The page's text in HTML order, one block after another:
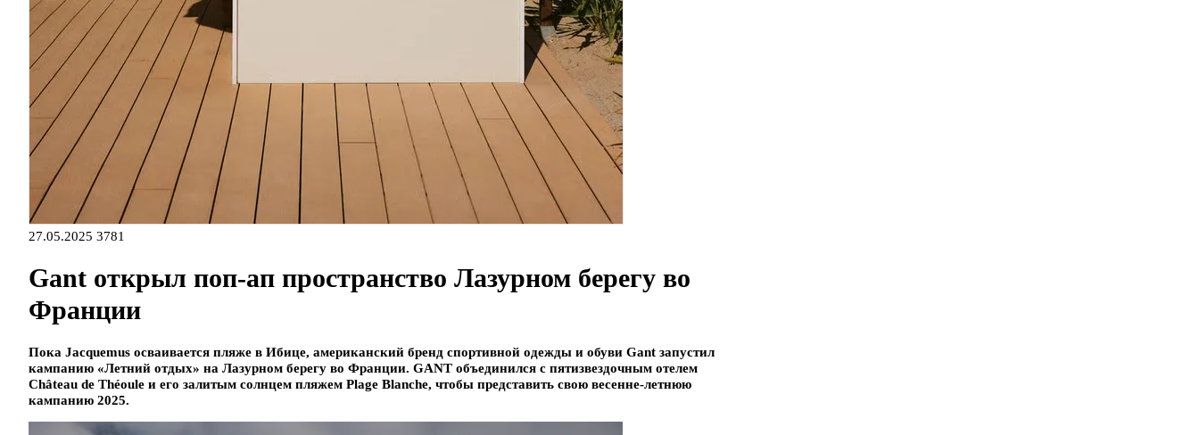
27.05.2025 3781
Gant открыл поп-ап пространство Лазурном берегу во
Франции
Пока Jacquemus осваивается пляже в Ибице, американский бренд спортивной одежды и обуви Gant запустил
кампанию «Летний отдых» на Лазурном берегу во Франции. GANT объединился с пятизвездочным отелем
Château de Théoule и его залитым солнцем пляжем Plage Blanche, чтобы представить свою весенне-летнюю
кампанию 2025.